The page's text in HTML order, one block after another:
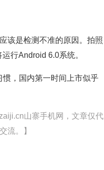
该是检测不准的原因。拍照
行Android 6.0系统。
，国内第一时间上市似乎
山寨手机网，文章仅代
流。】